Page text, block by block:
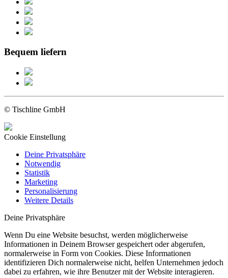
Bequem liefern
© Tischline GmbH
Cookie Einstellung
Deine Privatsphäre
Notwendig
Statistik
Marketing
Personalisierung
Weitere Details
Deine Privatsphäre
Wenn Du eine Website besuchst, werden möglicherweise
Informationen in Deinem Browser gespeichert oder abgerufen,
normalerweise in Form von Cookies. Diese Informationen
identifizieren Dich normalerweise nicht, helfen Unternehmen jedoch
dabei zu erfahren, wie ihre Benutzer mit der Website interagieren.